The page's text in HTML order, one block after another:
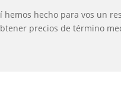
hecho para vos un
precios de término